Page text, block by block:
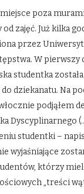
poza
zajęć. Już kilka
przez
W pierwszy
studentka
do dziekanatu. Na
podjąłem
Dyscyplinarnego
studentki –
wyjaśniające
którzy
„treści